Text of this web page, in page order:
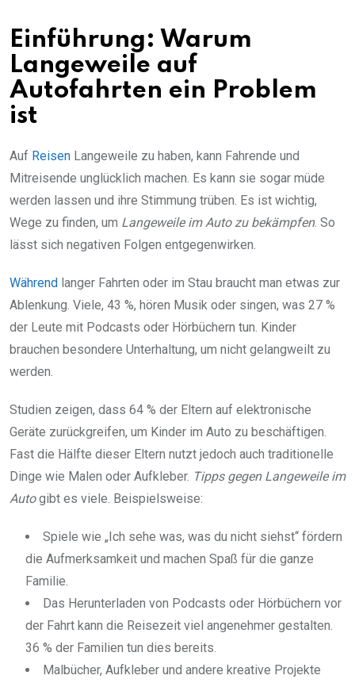
Einführung: Warum
Langeweile auf
Autofahrten ein Problem
ist
Auf Reisen Langeweile zu haben, kann Fahrende und
Mitreisende unglücklich machen. Es kann sie sogar müde
werden lassen und ihre Stimmung trüben. Es ist wichtig,
Wege zu finden, um Langeweile im Auto zu bekämpfen. So
lässt sich negativen Folgen entgegenwirken.
Während langer Fahrten oder im Stau braucht man etwas zur
Ablenkung. Viele, 43 %, hören Musik oder singen, was 27 %
der Leute mit Podcasts oder Hörbüchern tun. Kinder
brauchen besondere Unterhaltung, um nicht gelangweilt zu
werden.
Studien zeigen, dass 64 % der Eltern auf elektronische
Geräte zurückgreifen, um Kinder im Auto zu beschäftigen.
Fast die Hälfte dieser Eltern nutzt jedoch auch traditionelle
Dinge wie Malen oder Aufkleber. Tipps gegen Langeweile im
Autogibt es viele. Beispielsweise:
Spiele wie „Ich sehe was, was du nicht siehst“ fördern
die Aufmerksamkeit und machen Spaß für die ganze
Familie.
Das Herunterladen von Podcasts oder Hörbüchern vor
der Fahrt kann die Reisezeit viel angenehmer gestalten.
36 % der Familien tun dies bereits.
Malbücher, Aufkleber und andere kreative Projekte